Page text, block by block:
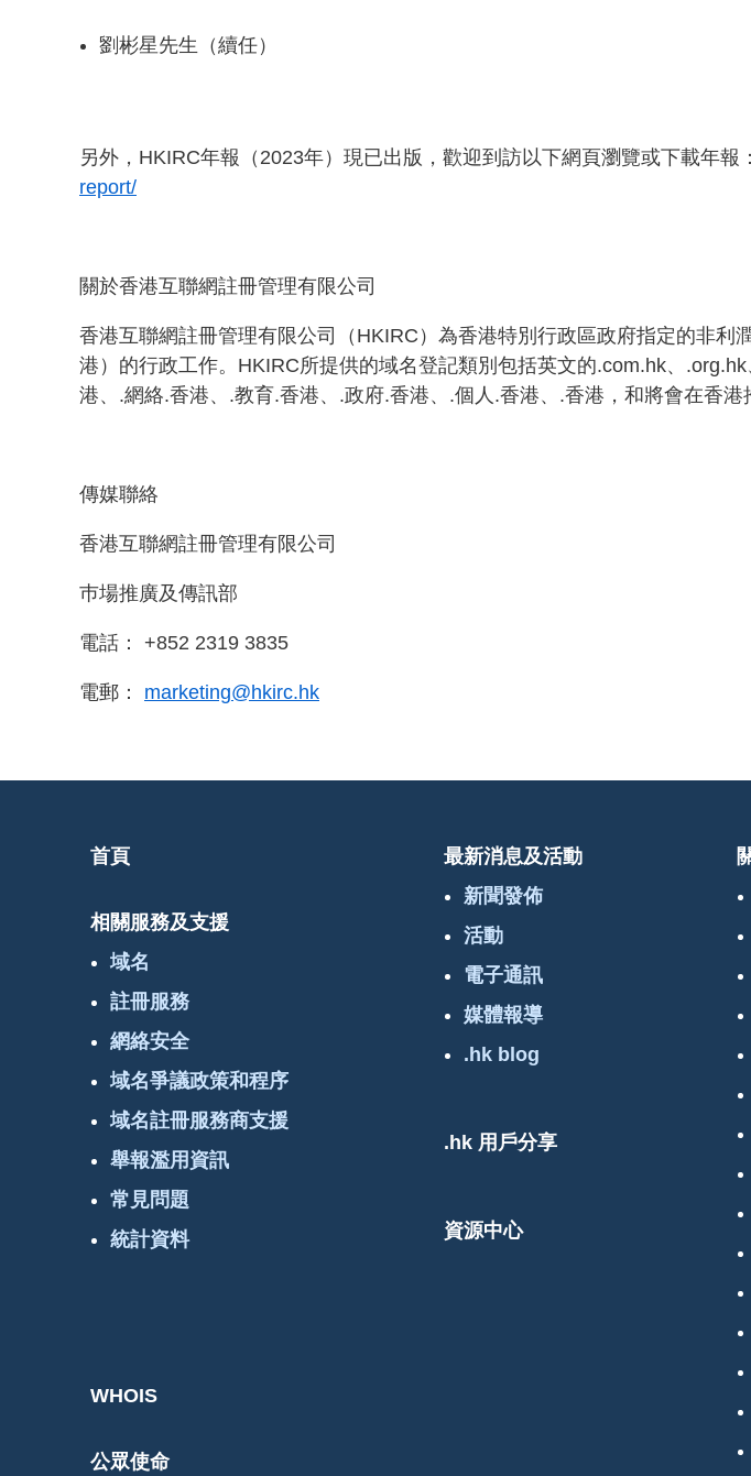
劉彬星先生（續任）
另外，HKIRC年報（2023年）現已出版，歡迎到訪以下網頁瀏覽或下載年報：
report/
關於香港互聯網註冊管理有限公司
香港互聯網註冊管理有限公司（HKIRC）為香港特別行政區政府指定的非
港）的行政工作。HKIRC所提供的域名登記類別包括英文的.com.hk、
港、.網絡.香港、.教育.香港、.政府.香港、.個人.香港、.香港，和將會在香港
傳媒聯絡
香港互聯網註冊管理有限公司
巿場推廣及傳訊部
電話： +852 2319 3835
電郵： marketing@hkirc.hk
首頁
相關服務及支援
域名
註冊服務
網絡安全
域名爭議政策和程序
域名註冊服務商支援
舉報濫用資訊
常見問題
統計資料
WHOIS
公眾使命
最新消息及活動
新聞發佈
活動
電子通訊
媒體報導
.hk blog
.hk 用戶分享
資源中心